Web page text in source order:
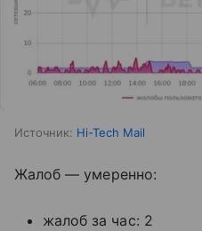
Источник: Hi-Tech Mail
Жалоб — умеренно:
жалоб за час: 2